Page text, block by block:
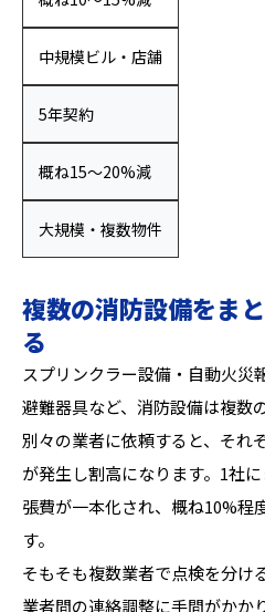
中規模ビル・店舗
5年契約
概ね15〜20%減
大規模・複数物件
複数の消防設備をま
る
スプリンクラー設備・自動火災
避難器具など、消防設備は複数
別々の業者に依頼すると、それ
が発生し割高になります。1社
張費が一本化され、概ね10%程
す。
そもそも複数業者で点検を分け
業者間の連絡調整に手間がかか